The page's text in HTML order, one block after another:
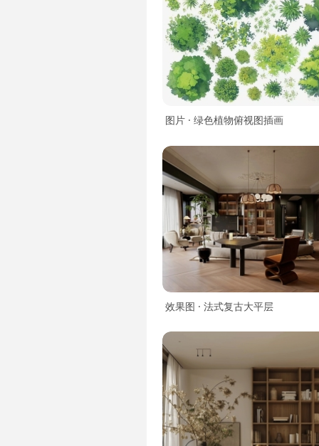
图片 · 绿色植物俯视图插画
效果图 · 法式复古大平层